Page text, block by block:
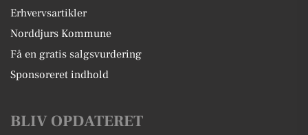
Erhvervsartikler
Norddjurs Kommune
Få en gratis salgsvurdering
Sponsoreret indhold
BLIV OPDATERET